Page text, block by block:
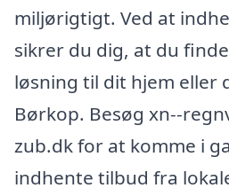
miljørigtigt. Ved at
sikrer du dig, at du
løsning til dit hjem eller
Børkop. Besøg xn--
zub.dk for at komme i
indhente tilbud fra